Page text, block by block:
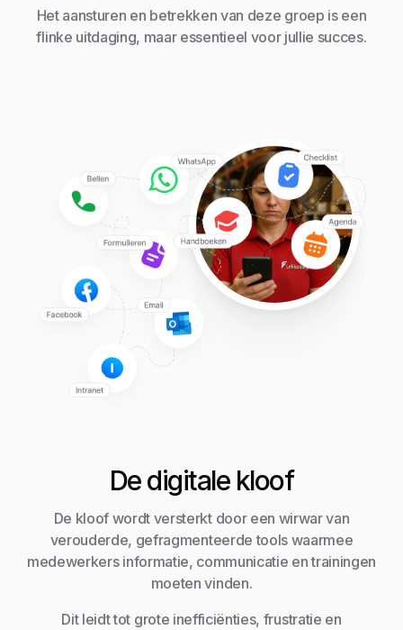
Het aansturen en betrekken van deze groep is een
flinke uitdaging, maar essentieel voor jullie succes.
De digitale kloof
De kloof wordt versterkt door een wirwar van
verouderde, gefragmenteerde tools waarmee
medewerkers informatie, communicatie en trainingen
moeten vinden.
Dit leidt tot grote inefficiënties, frustratie en